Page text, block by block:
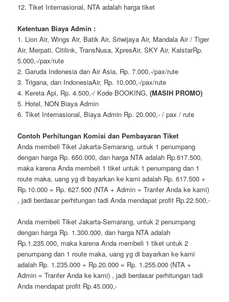
12. Tiket Internasional, NTA adalah harga tiket
Ketentuan Biaya Admin :
1. Lion Air, Wings Air, Batik Air, Sriwijaya Air, Mandala Air / Tiger
Air, Merpati, Citilink, TransNusa, XpresAir, SKY Air, KalstarRp.
5.000,-/pax/rute
2. Garuda Indonesia dan Air Asia, Rp. 7.000,-/pax/rute
3. Trigana, dan IndonesiaAir, Rp. 10.000,-/pax/rute
4. Kereta Api, Rp. 4.500,-/ Kode BOOKING,(MASIH PROMO)
5. Hotel, NON Biaya Admin
6. Tiket Internasional, Biaya Admin Rp. 20.000,- / pax / rute
Contoh Perhitungan Komisi dan Pembayaran Tiket
Anda membeli Tiket Jakarta-Semarang, untuk 1 penumpang
dengan harga Rp. 650.000, dan harga NTA adalah Rp.617.500,
maka karena Anda membeli 1 tiket untuk 1 penumpang dan 1
route maka, uang yg di bayarkan ke kami adalah Rp. 617.500 +
Rp.10.000 = Rp. 627.500 (NTA + Admin = Tranfer Anda ke kami)
, jadi berdasar perhitungan tadi Anda mendapat profit Rp.22.500,-
Anda membeli Tiket Jakarta-Semarang, untuk 2 penumpang
dengan harga Rp. 1.300.000, dan harga NTA adalah
Rp.1.235.000, maka karena Anda membeli 1 tiket untuk 2
penumpang dan 1 route maka, uang yg di bayarkan ke kami
adalah Rp. 1.235.000 + Rp.20.000 = Rp. 1.255.000 (NTA +
Admin = Tranfer Anda ke kami) , jadi berdasar perhitungan tadi
Anda mendapat profit Rp.45.000,-